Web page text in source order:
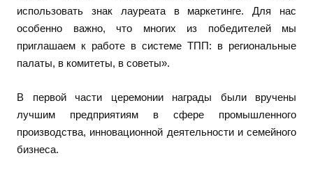
использовать знак лауреата в маркетинге. Для нас
особенно важно, что многих из победителей мы
приглашаем к работе в системе ТПП: в региональные
палаты, в комитеты, в советы».
В первой части церемонии награды были вручены
лучшим предприятиям в сфере промышленного
производства, инновационной деятельности и семейного
бизнеса.